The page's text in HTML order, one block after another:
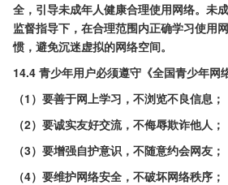
全，引导未成年人健康合理使用网络。未
监督指导下，在合理范围内正确学习使用
惯，避免沉迷虚拟的网络空间。
14.4 青少年用户必须遵守《全国青少年网
（1）要善于网上学习，不浏览不良信息；
（2）要诚实友好交流，不侮辱欺诈他人；
（3）要增强自护意识，不随意约会网友；
（4）要维护网络安全，不破坏网络秩序；